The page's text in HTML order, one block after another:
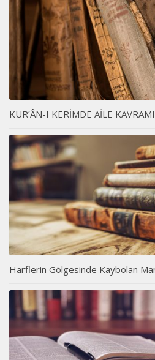
KUR’ÂN-I KERİMDE AİLE KAVRAMI
Harflerin Gölgesinde Kaybolan